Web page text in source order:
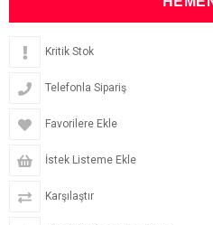
Kritik Stok
Telefonla Sipariş
Favorilere Ekle
İstek Listeme Ekle
Karşılaştır